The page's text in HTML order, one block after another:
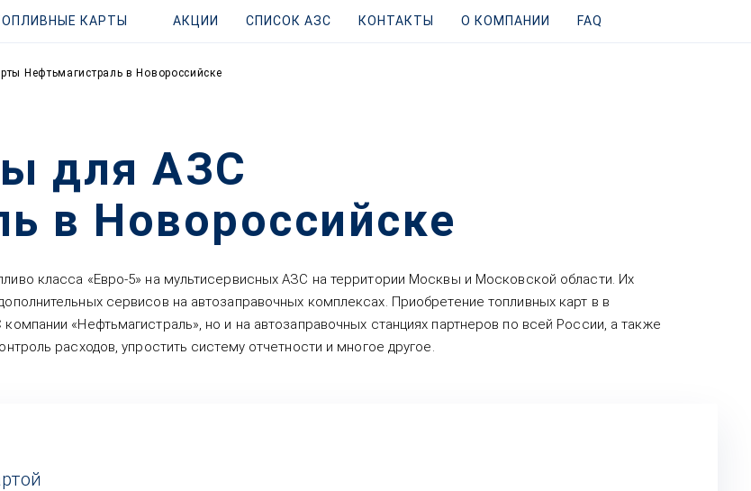
КАРТЫ АКЦИИ СПИСОК АЗС КОНТАКТЫ О КОМПАНИИ FAQ
Нефтьмагистраль в Новороссийске
для АЗС
в Новороссийске
класса «Евро-5» на мультисервисных АЗС на территории Москвы и Московской области. Их
сервисов на автозаправочных комплексах. Приобретение топливных карт в в
«Нефтьмагистраль», но и на автозаправочных станциях партнеров по всей России, а также
расходов, упростить систему отчетности и многое другое.